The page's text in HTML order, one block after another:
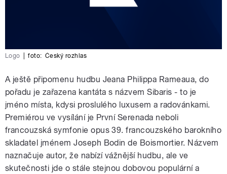
Logo foto: Český rozhlas
A ještě připomenu hudbu Jeana Philippa Rameaua, do
pořadu je zařazena kantáta s názvem Sibaris - to je
jméno místa, kdysi proslulého luxusem a radovánkami.
Premiérou ve vysílání je První Serenada neboli
francouzská symfonie opus 39. francouzského barokního
skladatel jménem Joseph Bodin de Boismortier. Názvem
naznačuje autor, že nabízí vážnější hudbu, ale ve
skutečnosti jde o stále stejnou dobovou populární a